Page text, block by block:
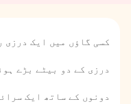
کسی گاؤں میں ایک درزی
درزی کے دو بیٹے بڑے
دونوں کے ساتھ ایک